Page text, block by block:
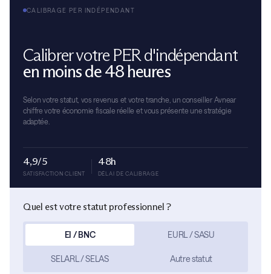
CALIBRAGE PER INDÉPENDANT
Calibrer votre PER d'indépendant
en moins de 48 heures
Selon votre statut, vos revenus et votre tranche, un conseiller Avnear
chiffre votre économie fiscale réelle et vous présente une stratégie
adaptée.
4,9/5
SATISFACTION CLIENT
48h
DÉLAI DE CALIBRAGE
Quel est votre statut professionnel ?
EI / BNC EURL / SASU
SELARL / SELAS Autre statut